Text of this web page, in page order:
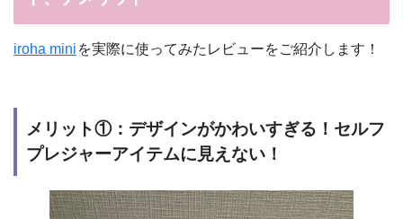
iroha mini を実際に使ってみたレビューをご紹介します！
メリット①：デザインがかわいすぎる！セルフ
プレジャーアイテムに見えない！